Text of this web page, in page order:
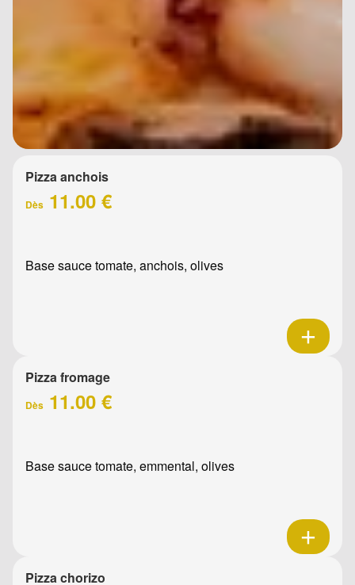
Pizza anchois
Dès 11.00 €
Base sauce tomate, anchois, olives
Pizza fromage
Dès 11.00 €
Base sauce tomate, emmental, olives
Pizza chorizo